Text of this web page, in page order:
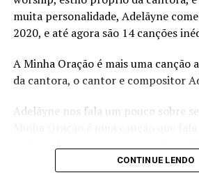
muita personalidade, Adelãyne
2020, e até agora são 14 canções
A Minha Oração é mais uma canção
da cantora, o cantor e compositor
Adelãyne nos fala um pouco sobre
respondidas. Este louvor é uma
CONTINUE LENDO